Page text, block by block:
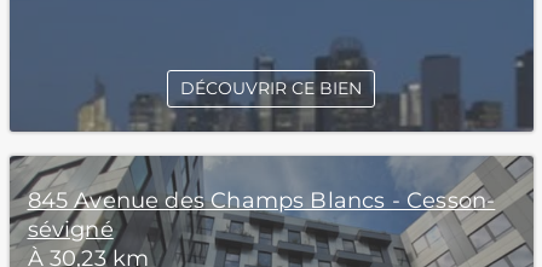
DÉCOUVRIR CE BIEN
845 Avenue des Champs Blancs - Cesson-
sévigné
À 30,23 km